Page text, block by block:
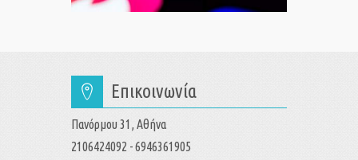
Επικοινωνία
Πανόρμου 31, Αθήνα
2106424092 - 6946361905